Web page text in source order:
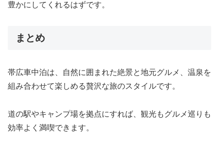
豊かにしてくれるはずです。
まとめ
帯広車中泊は、自然に囲まれた絶景と地元グルメ、温泉を
組み合わせて楽しめる贅沢な旅のスタイルです。
道の駅やキャンプ場を拠点にすれば、観光もグルメ巡りも
効率よく満喫できます。